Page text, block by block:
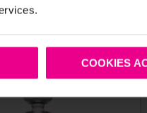
COOKIES
OOK: